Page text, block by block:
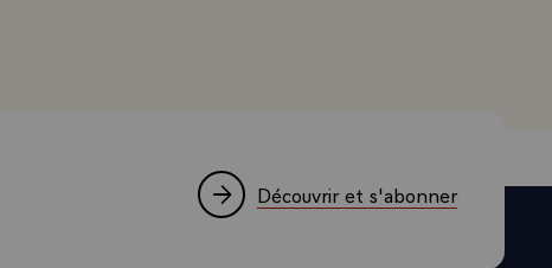
vous l'avez
et les
Découvrir et s'abonner